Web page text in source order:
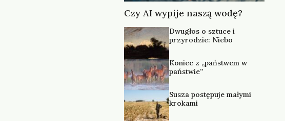
Czy AI wypije naszą wodę?
Dwugłos o sztuce i
przyrodzie: Niebo
Koniec z „państwem w
państwie”
Susza postępuje małymi
krokami